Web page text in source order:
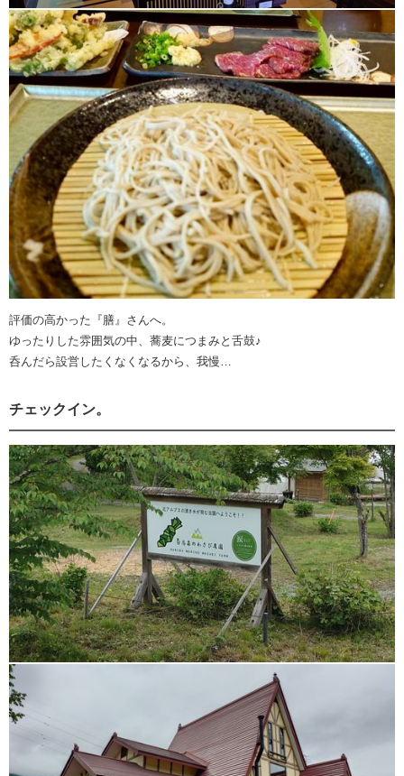
評価の高かった『膳』さんへ。
ゆったりした雰囲気の中、蕎麦につまみと舌鼓♪
呑んだら設営したくなくなるから、我慢…
チェックイン。